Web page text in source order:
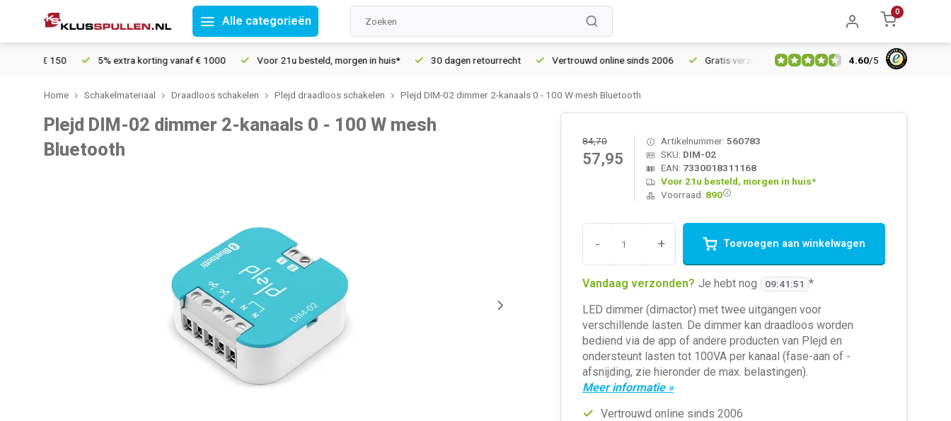
Alle categorieën
0
5% extra korting vanaf € 1000 Voor 21u besteld, morgen in huis* 30 dagen retourrecht Vertrouwd online sinds 2006 Gratis verzending vanaf € 150 5% extra korting vanaf €
4.60/5
Home Schakelmateriaal Draadloos schakelen Plejd draadloos schakelen Plejd DIM-02 dimmer 2-kanaals 0 - 100 W mesh Bluetooth
Plejd DIM-02 dimmer 2-kanaals 0 - 100 W mesh
Bluetooth
84,70
57,95
Artikelnummer: 560783
SKU: DIM-02
EAN: 7330018311168
Voor 21u besteld, morgen in huis*
Voorraad: 890
- + Toevoegen aan winkelwagen
Vandaag verzonden? Je hebt nog 09:41:51 *
LED dimmer (dimactor) met twee uitgangen voor
verschillende lasten. De dimmer kan draadloos worden
bediend via de app of andere producten van Plejd en
ondersteunt lasten tot 100VA per kanaal (fase-aan of -
afsnijding, zie hieronder de max. belastingen).
Meer informatie »
Vertrouwd online sinds 2006